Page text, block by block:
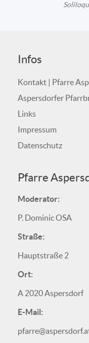
Infos
Kontakt | Pfarre
Aspersdorfer
Links
Impressum
Datenschutz
Pfarre
Moderator:
P. Dominic OSA
Straße:
Hauptstraße 2
Ort:
A 2020 Aspersdorf
E-Mail: